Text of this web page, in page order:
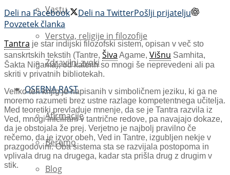
Vastu
Verstva, religije in filozofije
Zdravilni zvoki
OSEBNA RAST
Afirmacije
Beremo
Blog
Deli na Facebook
Deli na TwitterPošlji prijatelju
Povzetek članka
Tantra je star indijski filozofski sistem, opisan v več sto
sanskrtskih tekstih (Tantre, Šiva Agame, Višnu Samhita,
Šakta Nigama), od katerih so mnogi še neprevedeni ali pa
skriti v privatnih bibliotekah.
Veliko teh knjig je napisanih v simboličnem jeziku, ki ga ne
moremo razumeti brez ustne razlage kompetentnega učitelja.
Med teoretiki prevladuje mnenje, da se je Tantra razvila iz
Ved, mnogi iniciirani v tantrične redove, pa navajajo dokaze,
da je obstojala že prej. Verjetno je najbolj pravilno če
rečemo, da je izvor obeh, Ved in Tantre, izgubljen nekje v
prazgodovini. Oba sistema sta se razvijala postopoma in
vplivala drug na drugega, kadar sta prišla drug z drugim v
stik.